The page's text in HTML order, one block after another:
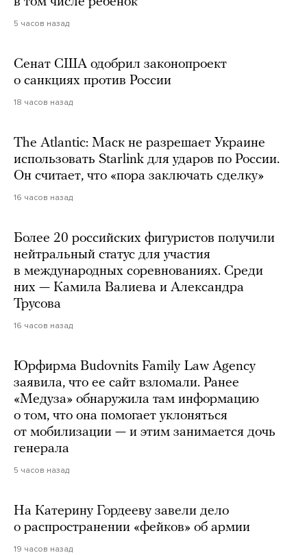
5 часов назад
Сенат США одобрил законопроект
о санкциях против России
18 часов назад
The Atlantic: Маск не разрешает Украине
использовать Starlink для ударов по России.
Он считает, что «пора заключать сделку»
16 часов назад
Более 20 российских фигуристов получили
нейтральный статус для участия
в международных соревнованиях. Среди
них — Камила Валиева и Александра
Трусова
16 часов назад
Юрфирма Budovnits Family Law Agency
заявила, что ее сайт взломали. Ранее
«Медуза» обнаружила там информацию
о том, что она помогает уклоняться
от мобилизации — и этим занимается дочь
генерала
5 часов назад
На Катерину Гордееву завели дело
о распространении «фейков» об армии
19 часов назад